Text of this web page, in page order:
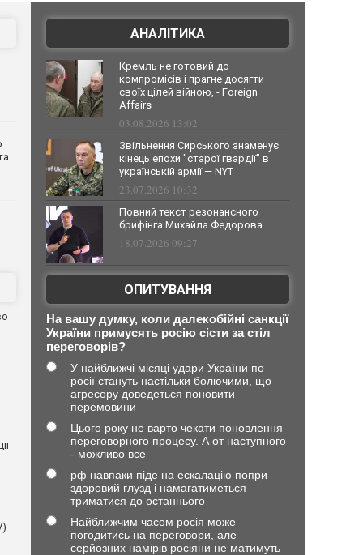
АНАЛІТИКА
Кремль не готовий до
компромісів і прагне досягти
своїх цілей війною, - Foreign
Affairs
03.08.2026 13:02
Звільнення Сирського знаменує
кінець епохи "старої гвардії" в
українській армії — NYT
23.07.2026 10:32
Повний текст резонансного
брифінга Михайла Федорова
18.07.2026 09:27
ОПИТУВАННЯ
На вашу думку, коли далекобійні санкції
України примусять росію сісти за стіл
переговорів?
У найближчі місяці удари України по
росії стануть настільки болючими, що
агресору доведеться поновити
перемовини
Цього року не варто чекати поновлення
переговорного процесу. А от наступного
- можливо все
рф навпаки піде на ескалацію попри
здоровий глузд і намагатиметься
триматися до останнього
Найближчим часом росія може
погодитись на переговори, але
серйозних намірів росіяни не матимуть